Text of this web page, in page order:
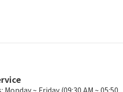
Monday ~ Friday (09:30 AM ~ 05:50